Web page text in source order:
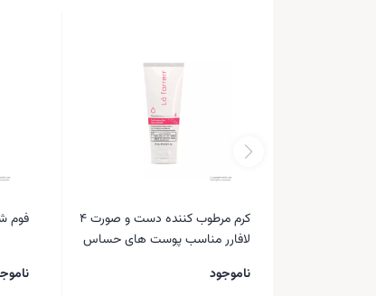
کرم مرطوب کننده دست و صورت 4
لافارر مناسب پوست های حساس
ناموجود
فوم